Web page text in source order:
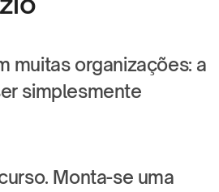
organizações: a
simplesmente
Monta-se uma